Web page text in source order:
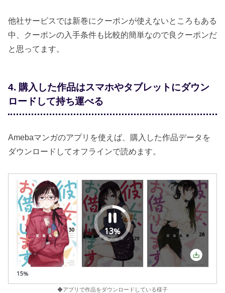
他社サービスでは新巻にクーポンが使えないところもある
中、クーポンの入手条件も比較的簡単なので良クーポンだ
と思ってます。
4. 購入した作品はスマホやタブレットにダウン
ロードして持ち運べる
Amebaマンガのアプリを使えば、購入した作品データを
ダウンロードしてオフラインで読めます。
◆アプリで作品をダウンロードしている様子